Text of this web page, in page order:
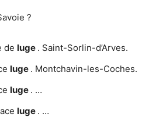
?
de luge . Saint-Sorlin-d’Arves.
luge . Montchavin-les-Coches.
luge . …
luge . …